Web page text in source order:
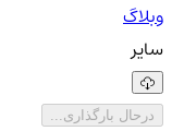
وبلاگ
سایر
درحال بارگذاری...